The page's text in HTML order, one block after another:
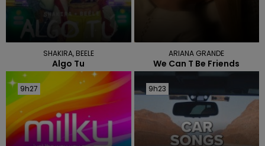
SHAKIRA, BEELE
Algo Tu
ARIANA GRANDE
We Can T Be Friends
9h27
9h27 9h23
9h23